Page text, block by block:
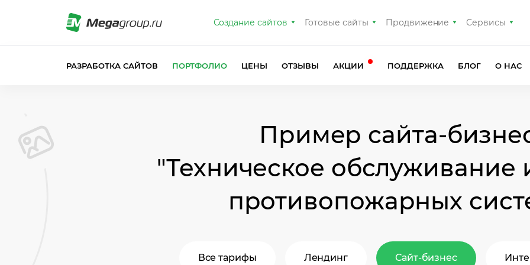
Создание сайтов Готовые сайты Продвижение Сервисы
РАЗРАБОТКА САЙТОВ ПОРТФОЛИО ЦЕНЫ ОТЗЫВЫ АКЦИИ ПОДДЕРЖКА БЛОГ О НАС
Пример сайта-
"Техническое обслуживание
противопожарных
Все тарифы Лендинг Сайт-бизнес